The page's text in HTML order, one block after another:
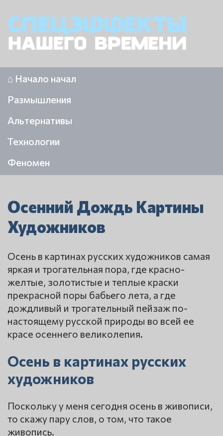
⌂ Начало начал
Размышления
Альтернативы
Технологии
Феномен
Осенний Дождь Картины
Художников
Осень в картинах русских художников самая
яркая и трогательная пора, где красно-
желтые, золотистые и теплые краски
прекрасной поры бабьего лета, а где
дождливый и трогательный пейзаж по-
настоящему русской природы во всей ее
красе осеннего великолепия.
Осень в картинах русских
художников
Поскольку у меня сегодня осень в живописи,
то скажу пару слов, о том, что такое
живопись.